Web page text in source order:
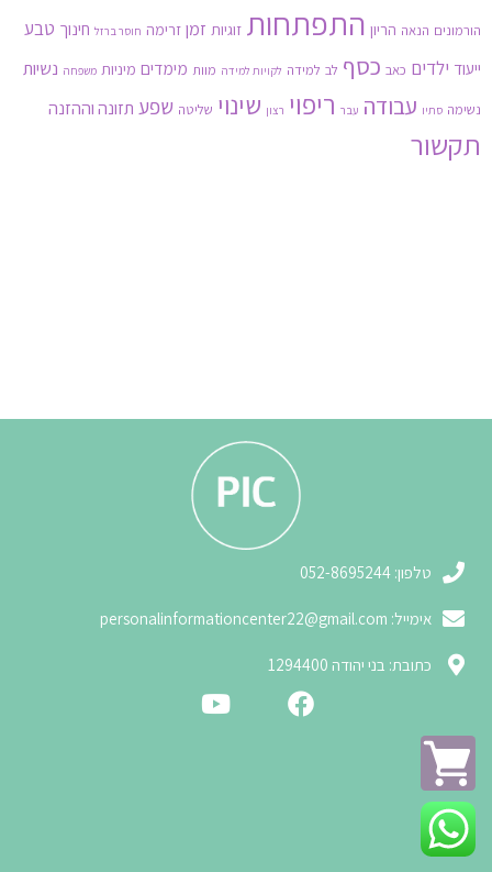
הורמונים הנאה הריון התפתחות זוגיות זמן זרימה חוסר ברזל חינוך טבע
ייעוד ילדים כאב כסף לב למידה לקויות למידה מוות מימדים מיניות משפחה נשיות
נשימה סתיו עבודה עבר ריפוי רצון שינוי שליטה שפע תזונה וההזנה
תקשור
טלפון: 052-8695244
אימייל: personalinformationcenter22@gmail.com
כתובת: בני יהודה 1294400